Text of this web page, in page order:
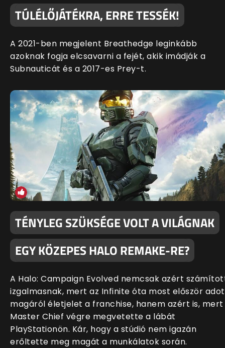
TÚLÉLŐJÁTÉKRA, ERRE TESSÉK!
A 2021-ben megjelent Breathedge leginkább
azoknak fogja elcsavarni a fejét, akik imádják a
Subnauticát és a 2017-es Prey-t.
TÉNYLEG SZÜKSÉGE VOLT A VILÁGNAK
EGY KÖZEPES HALO REMAKE-RE?
A Halo: Campaign Evolved nemcsak azért
izgalmasnak, mert az Infinite óta most először
magáról életjelet a franchise, hanem azért is, mert
Master Chief végre megvetette a lábát
PlayStationön. Kár, hogy a stúdió nem igazán
erőltette meg magát a munkálatok során.